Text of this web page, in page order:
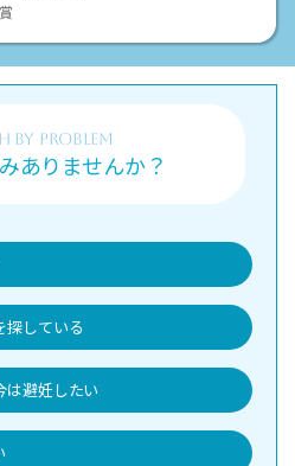
PROBLEM
ありませんか？
探している
は避妊したい